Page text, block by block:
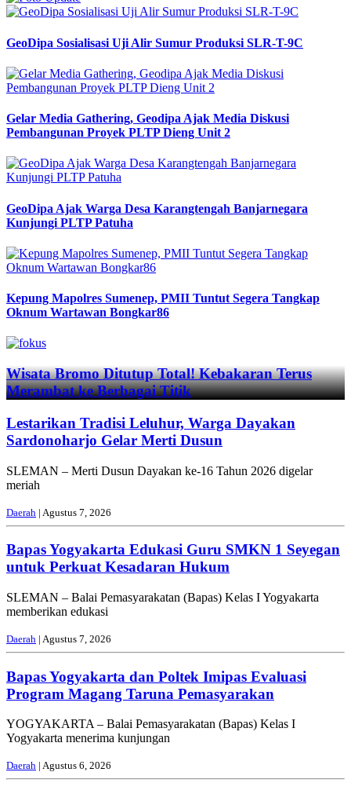
GeoDipa Sosialisasi Uji Alir Sumur Produksi SLR-T-9C
Gelar Media Gathering, Geodipa Ajak Media Diskusi
Pembangunan Proyek PLTP Dieng Unit 2
GeoDipa Ajak Warga Desa Karangtengah Banjarnegara
Kunjungi PLTP Patuha
Kepung Mapolres Sumenep, PMII Tuntut Segera Tangkap
Oknum Wartawan Bongkar86
Previous
Next
Wisata Bromo Ditutup Total! Kebakaran Terus
Merambat ke Berbagai Titik
Lestarikan Tradisi Leluhur, Warga Dayakan
Sardonoharjo Gelar Merti Dusun
SLEMAN – Merti Dusun Dayakan ke-16 Tahun 2026 digelar
meriah
Daerah | Agustus 7, 2026
Bapas Yogyakarta Edukasi Guru SMKN 1 Seyegan
untuk Perkuat Kesadaran Hukum
SLEMAN – Balai Pemasyarakatan (Bapas) Kelas I Yogyakarta
memberikan edukasi
Daerah | Agustus 7, 2026
Bapas Yogyakarta dan Poltek Imipas Evaluasi
Program Magang Taruna Pemasyarakan
YOGYAKARTA – Balai Pemasyarakatan (Bapas) Kelas I
Yogyakarta menerima kunjungan
Daerah | Agustus 6, 2026